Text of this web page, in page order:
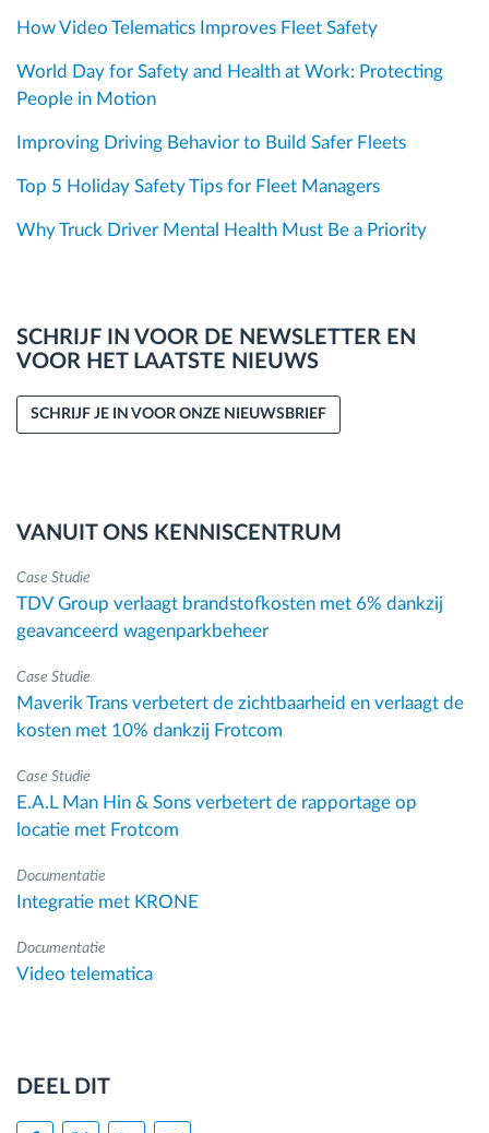
How Video Telematics Improves Fleet Safety
World Day for Safety and Health at Work: Protecting
People in Motion
Improving Driving Behavior to Build Safer Fleets
Top 5 Holiday Safety Tips for Fleet Managers
Why Truck Driver Mental Health Must Be a Priority
SCHRIJF IN VOOR DE NEWSLETTER EN
VOOR HET LAATSTE NIEUWS
SCHRIJF JE IN VOOR ONZE NIEUWSBRIEF
VANUIT ONS KENNISCENTRUM
Case Studie
TDV Group verlaagt brandstofkosten met 6% dankzij
geavanceerd wagenparkbeheer
Case Studie
Maverik Trans verbetert de zichtbaarheid en verlaagt de
kosten met 10% dankzij Frotcom
Case Studie
E.A.L Man Hin & Sons verbetert de rapportage op
locatie met Frotcom
Documentatie
Integratie met KRONE
Documentatie
Video telematica
DEEL DIT